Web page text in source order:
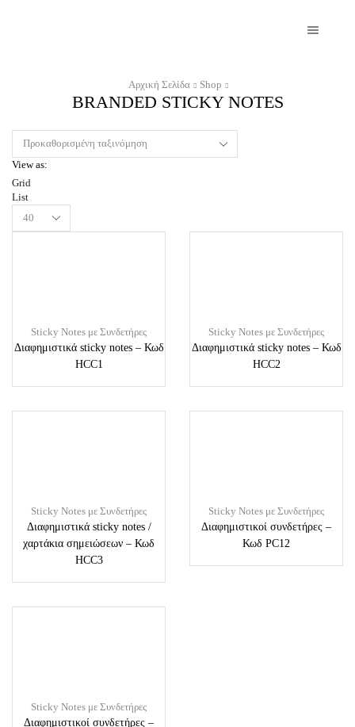
Αρχική Σελίδα Shop
BRANDED STICKY NOTES
View as:
Grid
List
Sticky Notes με Συνδετήρες
Διαφημιστικά sticky notes – Κωδ
HCC1
Sticky Notes με Συνδετήρες
Διαφημιστικά sticky notes – Κωδ
HCC2
Sticky Notes με Συνδετήρες
Διαφημιστικά sticky notes /
χαρτάκια σημειώσεων – Κωδ
HCC3
Sticky Notes με Συνδετήρες
Διαφημιστικοί συνδετήρες –
Κωδ PC12
Sticky Notes με Συνδετήρες
Διαφημιστικοί συνδετήρες –